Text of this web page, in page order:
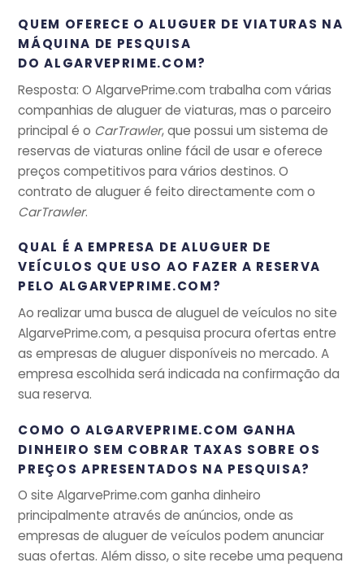
QUEM OFERECE O ALUGUER DE VIATURAS NA
MÁQUINA DE PESQUISA
DO ALGARVEPRIME.COM?
Resposta: O AlgarvePrime.com trabalha com várias
companhias de aluguer de viaturas, mas o parceiro
principal é o CarTrawler, que possui um sistema de
reservas de viaturas online fácil de usar e oferece
preços competitivos para vários destinos. O
contrato de aluguer é feito directamente com o
CarTrawler.
QUAL É A EMPRESA DE ALUGUER DE
VEÍCULOS QUE USO AO FAZER A RESERVA
PELO ALGARVEPRIME.COM?
Ao realizar uma busca de aluguel de veículos no site
AlgarvePrime.com, a pesquisa procura ofertas entre
as empresas de aluguer disponíveis no mercado. A
empresa escolhida será indicada na confirmação da
sua reserva.
COMO O ALGARVEPRIME.COM GANHA
DINHEIRO SEM COBRAR TAXAS SOBRE OS
PREÇOS APRESENTADOS NA PESQUISA?
O site AlgarvePrime.com ganha dinheiro
principalmente através de anúncios, onde as
empresas de aluguer de veículos podem anunciar
suas ofertas. Além disso, o site recebe uma pequena